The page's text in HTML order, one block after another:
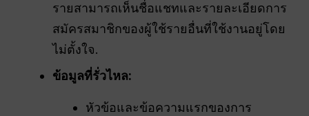
รายสามารถเห็นชื่อแชทและรายละเอียดการ
สมัครสมาชิกของผู้ใช้รายอื่นที่ใช้งานอยู่โดย
ไม่ตั้งใจ.
ข้อมูลที่รั่วไหล:
หัวข้อและข้อความแรกของการ